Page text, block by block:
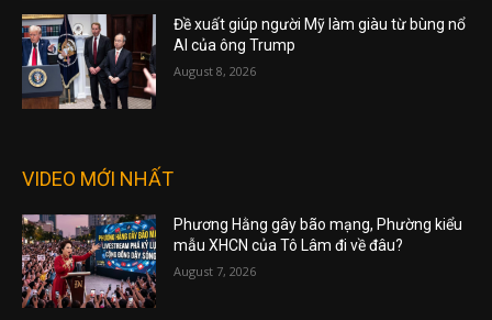
Đề xuất giúp người Mỹ làm giàu từ bùng nổ
AI của ông Trump
August 8, 2026
VIDEO MỚI NHẤT
Phương Hằng gây bão mạng, Phường kiểu
mẫu XHCN của Tô Lâm đi về đâu?
August 7, 2026